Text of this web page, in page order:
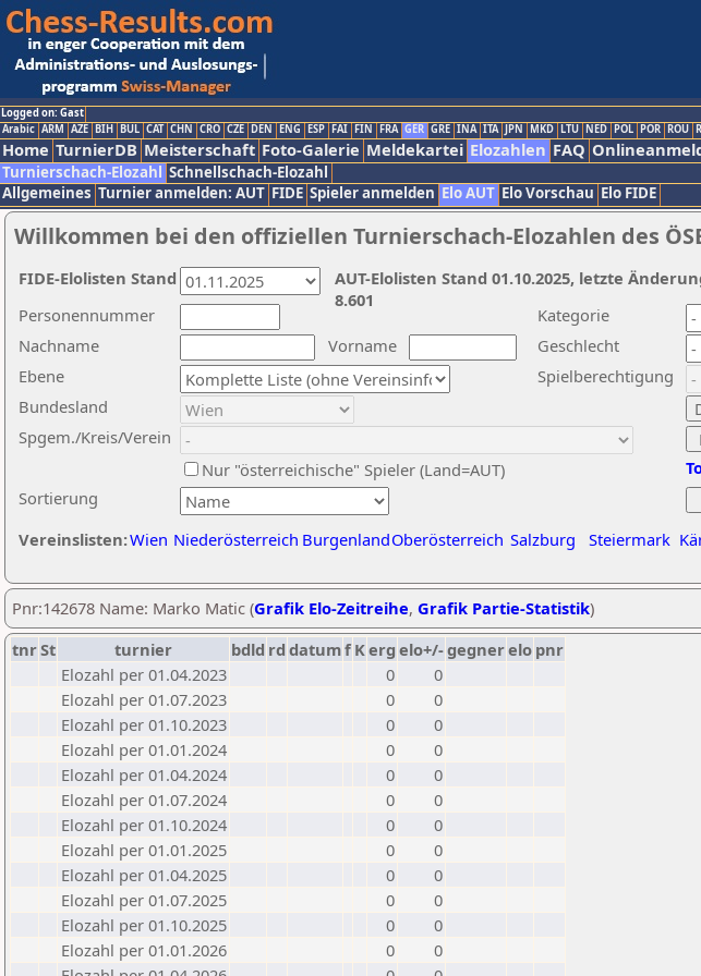
Logged on: Gast
Arabic ARM AZE BIH BUL CAT CHN CRO CZE DEN ENG ESP FAI FIN FRA GER GRE INA ITA JPN MKD LTU NED POL POR ROU
Home TurnierDB Meisterschaft Foto-Galerie Meldekartei Elozahlen FAQ
Turnierschach-Elozahl Schnellschach-Elozahl
Allgemeines Turnier anmelden: AUT FIDE Spieler anmelden Elo AUT Elo Vorschau Elo FIDE
Willkommen bei den offiziellen Turnierschach-Elozahlen des
Nachname
Vorname
Ebene
Kategorie
Sortierung
Personennummer
Bundesland
Spgem./Kreis/Verein
Geschlecht
Nur "österreichische" Spieler (Land=AUT)
Spielberechtigung
Vereinslisten:Wien Niederösterreich BurgenlandOberösterreich Salzburg Steiermark
AUT-Elolisten Stand 01.10.2025, letzte
8.601
FIDE-Elolisten Stand
Pnr:142678 Name: Marko Matic (Grafik Elo-Zeitreihe, Grafik Partie-Statistik)
tnrSt turnier bdld rd datumf Kerg elo+/-gegnerelo pnr
Elozahl per 01.04.2023
0
0
Elozahl per 01.07.2023
0
0
Elozahl per 01.10.2023
0
0
Elozahl per 01.01.2024
0
0
Elozahl per 01.04.2024
0
0
Elozahl per 01.07.2024
0
0
Elozahl per 01.10.2024
0
0
Elozahl per 01.01.2025
0
0
Elozahl per 01.04.2025
0
0
Elozahl per 01.07.2025
0
0
Elozahl per 01.10.2025
0
0
Elozahl per 01.01.2026
0
0